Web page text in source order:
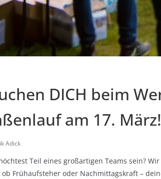
DICH beim
am 17. März!
Adick
Teil eines großartigen Teams sein?
Frühaufsteher oder Nachmittagskraft –